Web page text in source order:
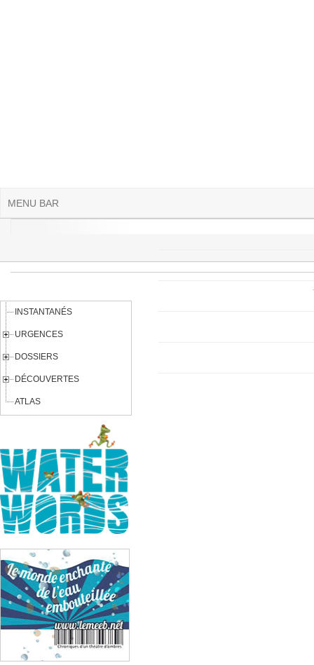
MENU BAR
INSTANTANÉS
URGENCES
DOSSIERS
DÉCOUVERTES
ATLAS